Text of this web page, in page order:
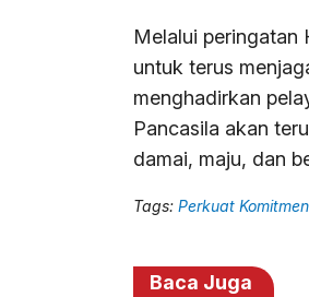
Melalui peringatan
untuk terus
menghadirkan
Pancasila akan
damai, maju, dan
Tags: Perkuat
Baca Juga